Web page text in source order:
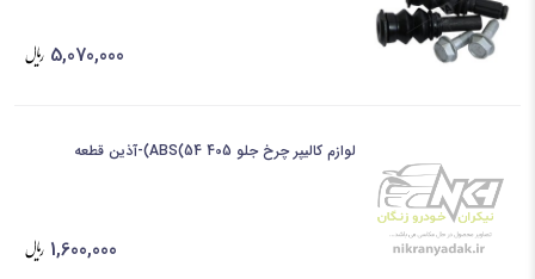
5,070,000
لوازم کالیپر چرخ جلو 405 ABS(54)-آذین قطعه
1,600,000